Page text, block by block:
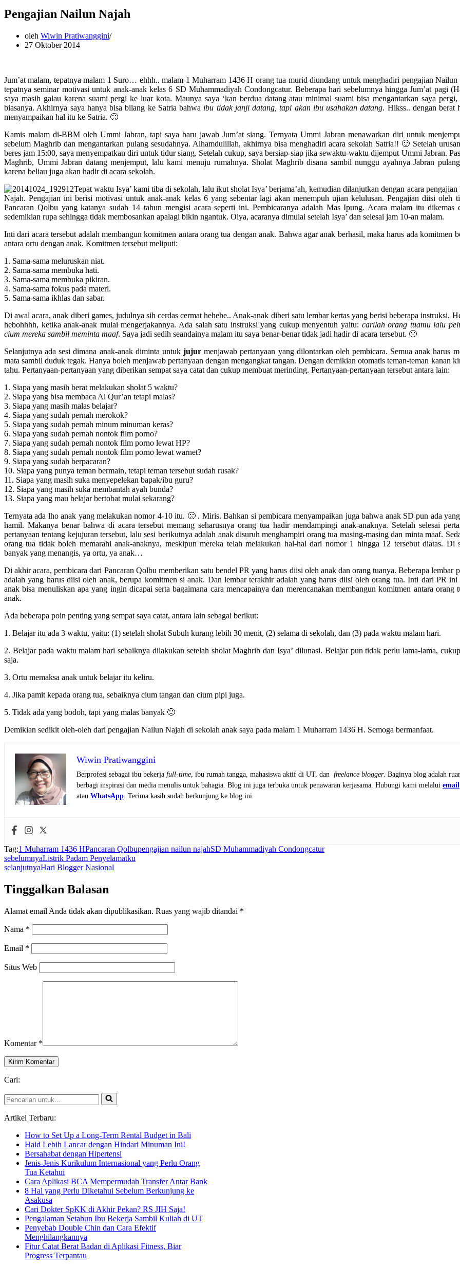
Pengajian Nailun Najah
oleh Wiwin Pratiwanggini
27 Oktober 2014
Jum’at malam, tepatnya malam 1 Suro… ehhh.. malam 1 Muharram 1436 H orang tua murid diundang untuk menghadiri pengajian Nailun
tepatnya seminar motivasi untuk anak-anak kelas 6 SD Muhammadiyah Condongcatur. Beberapa hari sebelumnya hingga Jum’at pagi
saya masih galau karena suami pergi ke luar kota. Maunya saya ‘kan berdua datang atau minimal suami bisa mengantarkan saya pergi,
biasanya. Akhirnya saya hanya bisa bilang ke Satria bahwa ibu tidak janji datang, tapi akan ibu usahakan datang. Hikss.. dengan berat
menyampaikan hal itu ke Satria. 🙁
Kamis malam di-BBM oleh Ummi Jabran, tapi saya baru jawab Jum’at siang. Ternyata Ummi Jabran menawarkan diri untuk
sebelum Maghrib dan mengantarkan pulang sesudahnya. Alhamdulillah, akhirnya bisa menghadiri acara sekolah Satria!! 🙂 Setelah
beres jam 15:00, saya menyempatkan diri untuk tidur siang. Setelah cukup, saya bersiap-siap jika sewaktu-waktu dijemput Ummi Jabran.
Maghrib, Ummi Jabran datang menjemput, lalu kami menuju rumahnya. Sholat Maghrib disana sambil nunggu ayahnya Jabran
karena beliau juga akan hadir di acara sekolah.
Tepat waktu Isya’ kami tiba di sekolah, lalu ikut sholat Isya’ berjama’ah, kemudian dilanjutkan dengan acara
Najah. Pengajian ini berisi motivasi untuk anak-anak kelas 6 yang sebentar lagi akan menempuh ujian kelulusan. Pengajian diisi oleh
Pancaran Qolbu yang katanya sudah 14 tahun mengisi acara seperti ini. Pembicaranya adalah Mas Ipung. Acara malam itu dikemas
sedemikian rupa sehingga tidak membosankan apalagi bikin ngantuk. Oiya, acaranya dimulai setelah Isya’ dan selesai jam 10-an malam.
Inti dari acara tersebut adalah membangun komitmen antara orang tua dengan anak. Bahwa agar anak berhasil, maka harus ada komitmen
antara ortu dengan anak. Komitmen tersebut meliputi:
1. Sama-sama meluruskan niat.
2. Sama-sama membuka hati.
3. Sama-sama membuka pikiran.
4. Sama-sama fokus pada materi.
5. Sama-sama ikhlas dan sabar.
Di awal acara, anak diberi games, judulnya sih cerdas cermat hehehe.. Anak-anak diberi satu lembar kertas yang berisi beberapa instruksi.
hebohhhh, ketika anak-anak mulai mengerjakannya. Ada salah satu instruksi yang cukup menyentuh yaitu: carilah orang tuamu lalu
cium mereka sambil meminta maaf. Saya jadi sedih seandainya malam itu saya benar-benar tidak jadi hadir di acara tersebut. 🙁
Selanjutnya ada sesi dimana anak-anak diminta untukjujur menjawab pertanyaan yang dilontarkan oleh pembicara. Semua anak harus
mata sambil duduk tegak. Hanya boleh menjawab pertanyaan dengan mengangkat tangan. Dengan demikian otomatis teman-teman kanan
tahu. Pertanyaan-pertanyaan yang diberikan sempat saya catat dan cukup membuat merinding. Pertanyaan-pertanyaan tersebut antara lain:
1. Siapa yang masih berat melakukan sholat 5 waktu?
2. Siapa yang bisa membaca Al Qur’an tetapi malas?
3. Siapa yang masih malas belajar?
4. Siapa yang sudah pernah merokok?
5. Siapa yang sudah pernah minum minuman keras?
6. Siapa yang sudah pernah nontok film porno?
7. Siapa yang sudah pernah nontok film porno lewat HP?
8. Siapa yang sudah pernah nontok film porno lewat warnet?
9. Siapa yang sudah berpacaran?
10. Siapa yang punya teman bermain, tetapi teman tersebut sudah rusak?
11. Siapa yang masih suka menyepelekan bapak/ibu guru?
12. Siapa yang masih suka membantah ayah bunda?
13. Siapa yang mau belajar bertobat mulai sekarang?
Ternyata ada lho anak yang melakukan nomor 4-10 itu. 🙁 . Miris. Bahkan si pembicara menyampaikan juga bahwa anak SD pun ada
hamil. Makanya benar bahwa di acara tersebut memang seharusnya orang tua hadir mendampingi anak-anaknya. Setelah selesai
pertanyaan tentang kejujuran tersebut, lalu sesi berikutnya adalah anak disuruh menghampiri orang tua masing-masing dan minta maaf.
orang tua tidak boleh memarahi anak-anaknya, meskipun mereka telah melakukan hal-hal dari nomor 1 hingga 12 tersebut diatas. Di
banyak yang menangis, ya ortu, ya anak…
Di akhir acara, pembicara dari Pancaran Qolbu memberikan satu bendel PR yang harus diisi oleh anak dan orang tuanya. Beberapa lembar
adalah yang harus diisi oleh anak, berupa komitmen si anak. Dan lembar terakhir adalah yang harus diisi oleh orang tua. Inti dari PR ini
anak bisa menuliskan apa yang ingin dicapai serta bagaimana cara mencapainya dan merencanakan membangun komitmen antara orang
anak.
Ada beberapa poin penting yang sempat saya catat, antara lain sebagai berikut:
1. Belajar itu ada 3 waktu, yaitu: (1) setelah sholat Subuh kurang lebih 30 menit, (2) selama di sekolah, dan (3) pada waktu malam hari.
2. Belajar pada waktu malam hari sebaiknya dilakukan setelah sholat Maghrib dan Isya’ dilunasi. Belajar pun tidak perlu lama-lama,
saja.
3. Ortu memaksa anak untuk belajar itu keliru.
4. Jika pamit kepada orang tua, sebaiknya cium tangan dan cium pipi juga.
5. Tidak ada yang bodoh, tapi yang malas banyak 🙂
Demikian sedikit oleh-oleh dari pengajian Nailun Najah di sekolah anak saya pada malam 1 Muharram 1436 H. Semoga bermanfaat.
Wiwin Pratiwanggini
Berprofesi sebagai ibu bekerja full-time , ibu rumah tangga, mahasiswa aktif di UT, dan freelance blogger. Baginya blog adalah
berbagi inspirasi dan media menulis untuk bahagia. Blog ini juga terbuka untuk penawaran kerjasama. Hubungi kami melalui email
atau WhatsApp . Terima kasih sudah berkunjung ke blog ini.
Tag:1 Muharram 1436 HPancaran Qolbupengajian nailun najahSD Muhammadiyah Condongcatur
sebelumnyaListrik Padam Penyelamatku
selanjutnyaHari Blogger Nasional
Tinggalkan Balasan
Alamat email Anda tidak akan dipublikasikan. Ruas yang wajib ditandai *
Nama *
Email *
Situs Web
Komentar *
Cari:
Pencarian
untuk...
Artikel Terbaru:
How to Set Up a Long-Term Rental Budget in Bali
Haid Lebih Lancar dengan Hindari Minuman Ini!
Bersahabat dengan Hipertensi
Jenis-Jenis Kurikulum Internasional yang Perlu Orang
Tua Ketahui
Cara Aplikasi BCA Mempermudah Transfer Antar Bank
8 Hal yang Perlu Diketahui Sebelum Berkunjung ke
Asakusa
Cari Dokter SpKK di Akhir Pekan? RS JIH Saja!
Pengalaman Setahun Ibu Bekerja Sambil Kuliah di UT
Penyebab Double Chin dan Cara Efektif
Menghilangkannya
Fitur Catat Berat Badan di Aplikasi Fitness, Biar
Progress Terpantau